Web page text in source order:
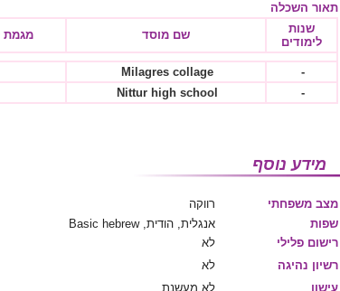
תאור השכלה
שנות
לימודים
שם מוסד מגמת
-
Milagres collage
-
Nittur high school
מידע נוסף
מצב משפחתי
רווקה
שפות
אנגלית, הודית, Basic hebrew
רישום פלילי
לא
רשיון נהיגה
לא
עישון
לא מעשנת